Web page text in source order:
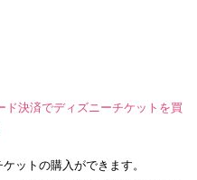
決済でディズニーチケットを買
ットの購入ができます。